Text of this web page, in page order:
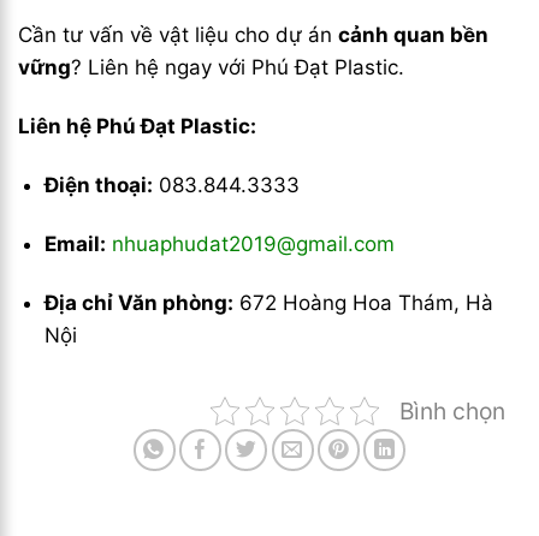
Cần tư vấn về vật liệu cho dự án cảnh quan bền
vững? Liên hệ ngay với Phú Đạt Plastic.
Liên hệ Phú Đạt Plastic:
Điện thoại: 083.844.3333
Email: nhuaphudat2019@gmail.com
Địa chỉ Văn phòng: 672 Hoàng Hoa Thám, Hà
Nội
Bình chọn